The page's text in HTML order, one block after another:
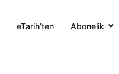
eTarih’ten Abonelik